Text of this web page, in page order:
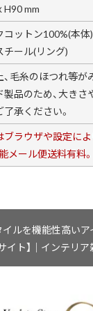
mm
コットン100%(本体)
チール(リング)
毛糸のほつれ等
品のため、大き
承ください。
ブラウザや設定に
メール便送料有料。
ルを機能性高い
イト】｜インテリ